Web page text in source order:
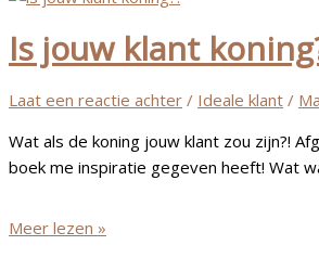
goed
ken
jij
klant
en
klantreis?
Is jouw klant
Laat een reactie achter / Ideale klant /
Wat als de koning jouw klant zou zijn?!
boek me inspiratie gegeven heeft! Wat
Is
Meer lezen »